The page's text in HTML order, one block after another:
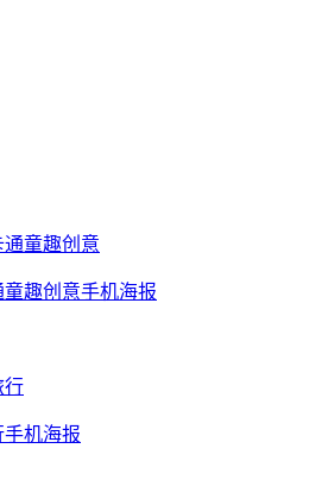
趣创意手机海报
机海报